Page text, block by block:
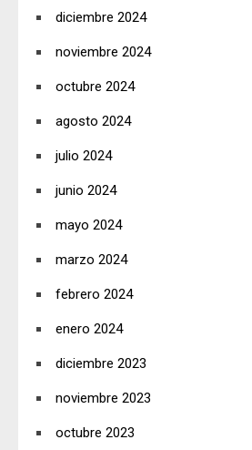
diciembre 2024
noviembre 2024
octubre 2024
agosto 2024
julio 2024
junio 2024
mayo 2024
marzo 2024
febrero 2024
enero 2024
diciembre 2023
noviembre 2023
octubre 2023